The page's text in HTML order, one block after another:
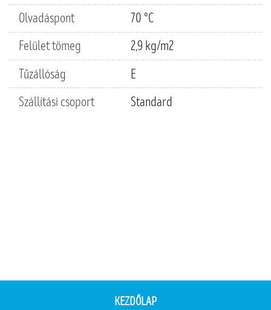
Olvadáspont
70 °C
Felület tömeg
2,9 kg/m2
Tűzállóság
E
Szállítási csoport
Standard
KEZDŐLAP